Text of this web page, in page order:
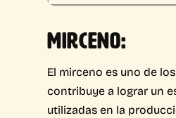
MIRCENO:
El mirceno es uno de
contribuye a lograr un
utilizadas en la